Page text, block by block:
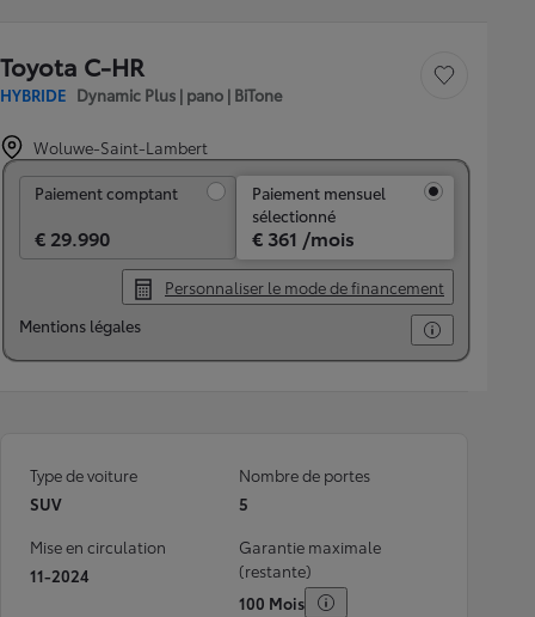
Toyota C-HR
HYBRIDE Dynamic Plus | pano | BiTone
Sauvegarder le
Woluwe-Saint-Lambert
Paiement comptant
€ 29.990
Paiement mensuel
sélectionné
€ 361 /mois
Personnaliser le mode de financement
Mentions légales
Type de voiture
SUV
Nombre de portes
5
Mise en circulation
11-2024
Garantie maximale
(restante)
100 Mois